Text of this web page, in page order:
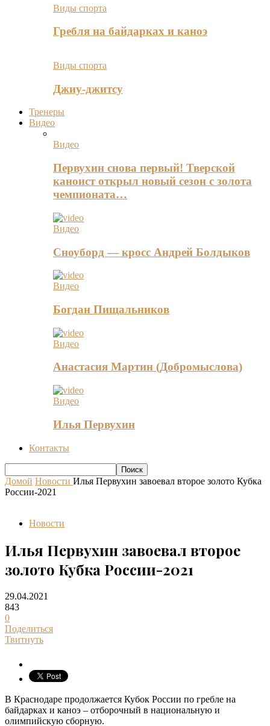
Виды спорта
Гребля на байдарках и каноэ
Виды спорта
Джиу-джитсу
Тренеры
Видео
Видео
Первухин снова первый! Тверской
каноист открыл новый сезон с золота
чемпионата…
Видео
Сноуборд — кросс Андрей Болдыков
Видео
Богдан Пищальников
Видео
Анастасия Мартин (Добромыслова)
Видео
Илья Первухин
Контакты
Домой Новости Илья Первухин завоевал второе золото Кубка
России-2021
Новости
Илья Первухин завоевал второе
золото Кубка России-2021
29.04.2021
843
0
Поделиться
Твитнуть
В Краснодаре продолжается Кубок России по гребле на
байдарках и каноэ – отборочный в национальную и
олимпийскую сборную.